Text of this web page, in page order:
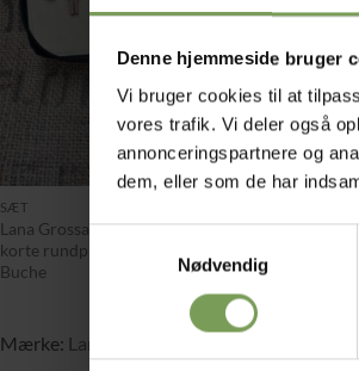
Denne hjemmeside bruger
Vi bruger cookies til at
vores trafik. Vi deler også
annonceringspartnere og
dem, eller som de har
Nødvendig
+
SÆT
Lana Grossa udskiftelige
korte rundpindesæt –
Buche
Mærke: Lana Grossa